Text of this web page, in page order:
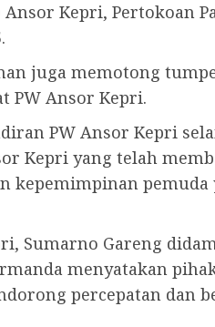
Kepri, Pertokoan
juga memotong
PW Ansor Kepri.
PW Ansor Kepri
Kepri yang telah
kepemimpinan pemuda
Sumarno Gareng
menyatakan
percepatan dan